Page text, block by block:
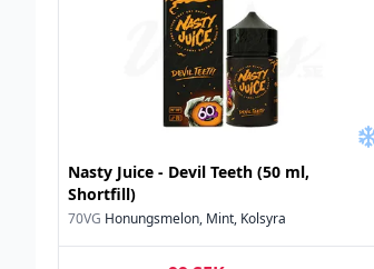
Nasty Juice - Devil Teeth (50 ml,
Shortfill)
70VG Honungsmelon, Mint, Kolsyra